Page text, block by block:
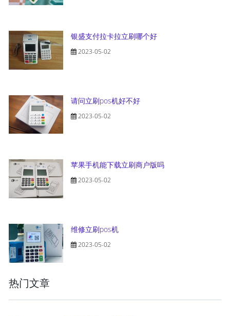
银盛支付拉卡拉立刷哪个好
2023-05-02
请问立刷pos机好不好
2023-05-02
苹果手机能下载立刷商户版吗
2023-05-02
维修立刷pos机
2023-05-02
热门文章